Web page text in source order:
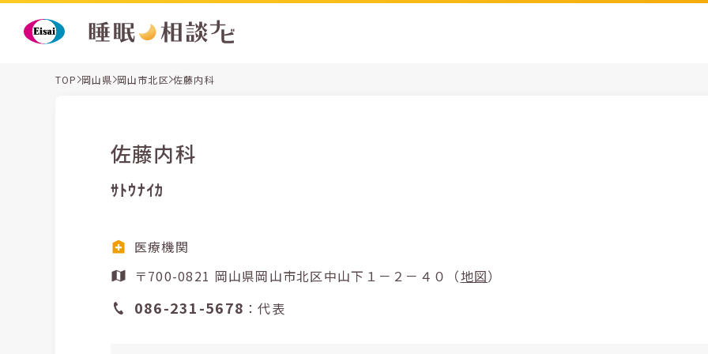
TOP 岡山県 岡山市北区 佐藤内科
佐藤内科
ｻﾄｳﾅｲｶ
医療機関
〒700-0821 岡山県岡山市北区中山下１－２－４０（地図）
086-231-5678 ：代表